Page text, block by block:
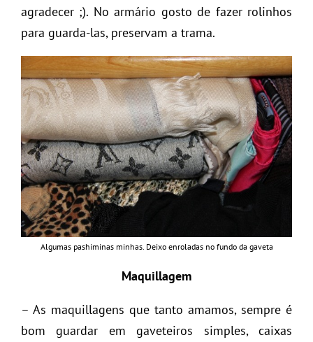
agradecer ;). No armário gosto de fazer rolinhos
para guarda-las, preservam a trama.
Algumas pashiminas minhas. Deixo enroladas no fundo da gaveta
Maquillagem
– As maquillagens que tanto amamos, sempre é
bom guardar em gaveteiros simples, caixas